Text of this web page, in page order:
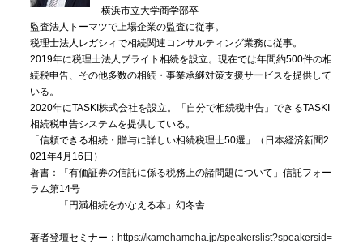
横浜市立大学商学部卒
監査法人トーマツで上場企業の監査に従事。
税理士法人レガシィで相続関連コンサルティング業務に従事。
2019年に税理士法人ブライト相続を設立。現在では年間約500件の相
続税申告、その他多数の相続・事業承継対策支援サービスを提供して
いる。
2020年にTASKI株式会社を設立。「自分で相続税申告」できるTASKI
相続税申告システムを提供している。
「信頼できる相続・贈与に詳しい相続税理士50選」（日本経済新聞2
021年4月16日）
著書：「有価証券の信託に係る税務上の諸問題について」信託フォー
ラム第14号
「円満相続をかなえる本」幻冬舎
著者登壇セミナー： https://kamehameha.jp/speakerslist?speakersid=